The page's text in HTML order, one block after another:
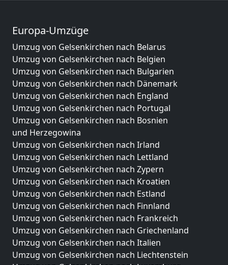
Europa-Umzüge
Umzug von Gelsenkirchen nach Belarus
Umzug von Gelsenkirchen nach Belgien
Umzug von Gelsenkirchen nach Bulgarien
Umzug von Gelsenkirchen nach Dänemark
Umzug von Gelsenkirchen nach England
Umzug von Gelsenkirchen nach Portugal
Umzug von Gelsenkirchen nach Bosnien
und Herzegowina
Umzug von Gelsenkirchen nach Irland
Umzug von Gelsenkirchen nach Lettland
Umzug von Gelsenkirchen nach Zypern
Umzug von Gelsenkirchen nach Kroatien
Umzug von Gelsenkirchen nach Estland
Umzug von Gelsenkirchen nach Finnland
Umzug von Gelsenkirchen nach Frankreich
Umzug von Gelsenkirchen nach Griechenland
Umzug von Gelsenkirchen nach Italien
Umzug von Gelsenkirchen nach Liechtenstein